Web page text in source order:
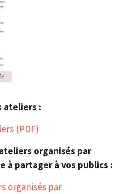
ateliers :
(PDF)
organisés par
à partager à vos publics :
organisés par